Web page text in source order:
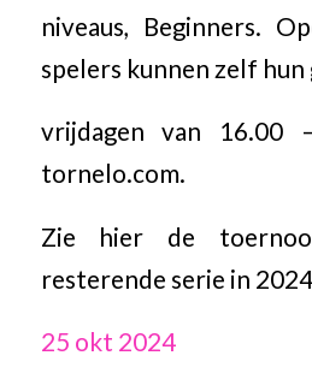
niveaus, Beginners.
spelers kunnen zelf hun
vrijdagen van 16.00
tornelo.com.
Zie hier de
resterende serie in
25 okt 2024